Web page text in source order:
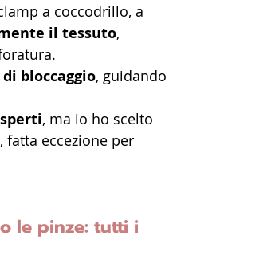
a coccodrillo, a
il tessuto,
bloccaggio, guidando
, ma io ho scelto
, fatta eccezione per
le pinze: tutti i